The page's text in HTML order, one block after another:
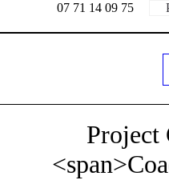
07 71 14 09 75
Project